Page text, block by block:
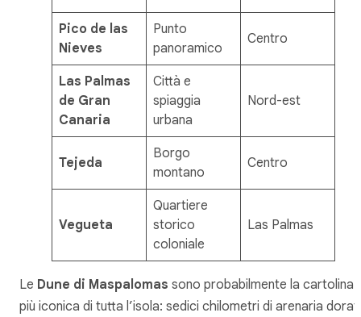
Pico de las
Nieves
Punto
panoramico
Centro
Las Palmas
de Gran
Canaria
Città e
spiaggia
urbana
Nord-est
Tejeda
Borgo
montano
Centro
Vegueta
Quartiere
storico
coloniale
Las Palmas
Le Dune di Maspalomas sono probabilmente la cartolina
più iconica di tutta l’isola: sedici chilometri di arenaria